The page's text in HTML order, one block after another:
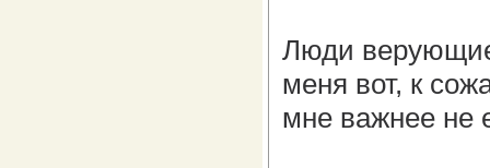
Люди
меня вот, к
мне важнее не